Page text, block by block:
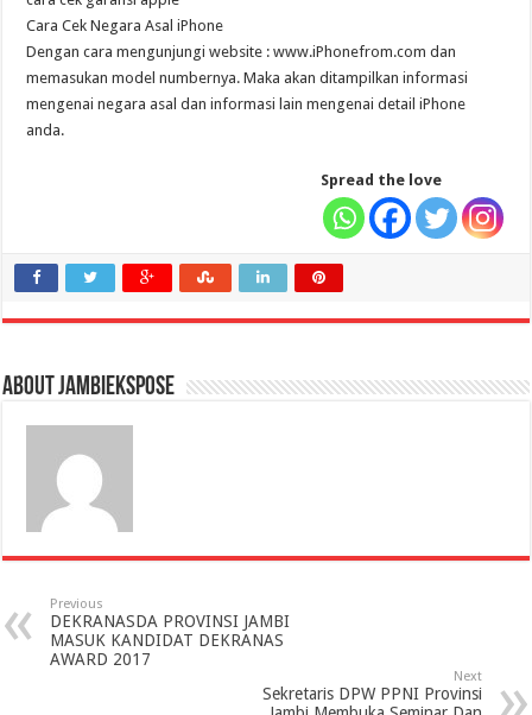
Cara Cek Negara Asal iPhone
Dengan cara mengunjungi website : www.iPhonefrom.com dan
memasukan model numbernya. Maka akan ditampilkan informasi
mengenai negara asal dan informasi lain mengenai detail iPhone
anda.
Spread the love
About jambiekspose
Previous
DEKRANASDA PROVINSI JAMBI
MASUK KANDIDAT DEKRANAS
AWARD 2017
Next
Sekretaris DPW PPNI Provinsi